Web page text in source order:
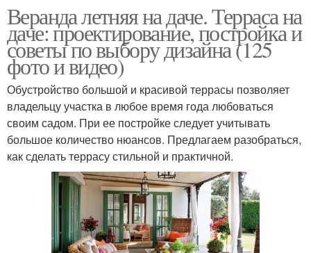
Веранда летняя на даче. Терраса на
даче: проектирование, постройка и
советы по выбору дизайна (125
фото и видео)
Обустройство большой и красивой террасы позволяет
владельцу участка в любое время года любоваться
своим садом. При ее постройке следует учитывать
большое количество нюансов. Предлагаем разобраться,
как сделать террасу стильной и практичной.